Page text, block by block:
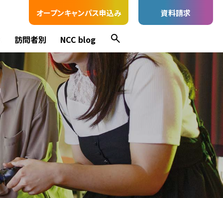
オープンキャンパス申込み 資料請求
訪問者別 NCC blog